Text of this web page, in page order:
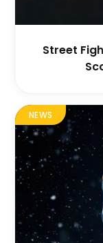
Street
NEWS